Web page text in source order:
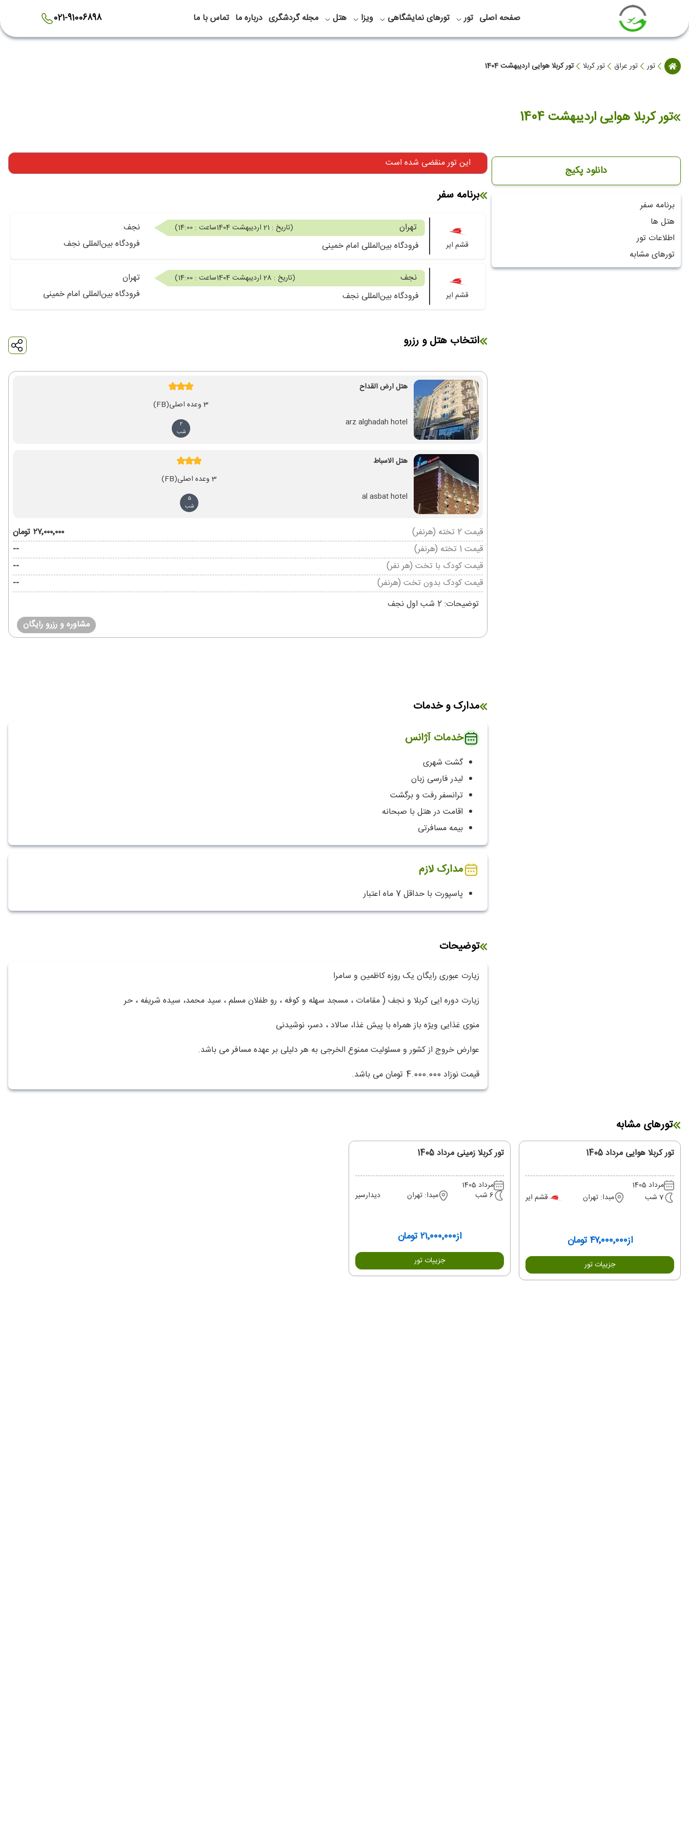
صفحه اصلی تور تورهای نمایشگاهی ویزا هتل مجله گردشگری درباره ما تماس با ما 021-91006898
تور تور عراق تور کربلا تور کربلا هوایی اردیبهشت 1404
تور کربلا هوایی اردیبهشت 1404
دانلود پکیج
برنامه سفر
هتل ها
اطلاعات تور
تورهای مشابه
این تور منقضی شده است
برنامه سفر
قشم ایر
تهران (تاریخ : 21 اردیبهشت 1404 ساعت : 14:00 )
فرودگاه بین‌المللی امام خمینی
نجف
فرودگاه بین‌المللی نجف
قشم ایر
نجف (تاریخ : 28 اردیبهشت 1404 ساعت : 14:00 )
فرودگاه بین‌المللی نجف
تهران
فرودگاه بین‌المللی امام خمینی
انتخاب هتل و رزرو
هتل ارض القداح
arz alghadah hotel
3 وعده اصلی (FB)
2
شب
هتل الاسباط
al asbat hotel
3 وعده اصلی (FB)
5
شب
قیمت 2 تخته (هرنفر)
۲۷٬۰۰۰٬۰۰۰ تومان
قیمت 1 تخته (هرنفر)
--
قیمت کودک با تخت (هر نفر)
--
قیمت کودک بدون تخت (هرنفر)
--
توضیحات: 2 شب اول نجف
مشاوره و رزرو رایگان
مدارک و خدمات
خدمات آژانس
گشت شهری
لیدر فارسی زبان
ترانسفر رفت و برگشت
اقامت در هتل با صبحانه
بیمه مسافرتی
مدارک لازم
پاسپورت با حداقل 7 ماه اعتبار
توضیحات
زیارت عبوری رایگان یک روزه کاظمین و سامرا
زیارت دوره ایی کربلا و نجف ( مقامات ، مسجد سهله و کوفه ، رو طفلان مسلم ، سید محمد، سیده شریفه ، حر
منوی غذایی ویژه باز همراه با پیش غذا، سالاد ، دسر، نوشیدنی
عوارض خروج از کشور و مسئولیت ممنوع الخرجی به هر دلیلی بر عهده مسافر می باشد.
قیمت نوزاد 4.000.000 تومان می باشد.
تورهای مشابه
تور کربلا هوایی مرداد 1405
مرداد 1405
7 شب
مبدا: تهران قشم ایر
از۴۷٬۰۰۰٬۰۰۰ تومان
جزییات تور
تور کربلا زمینی مرداد 1405
مرداد 1405
6 شب
مبدا: تهران دیدارسیر
از۲۱٬۰۰۰٬۰۰۰ تومان
جزییات تور